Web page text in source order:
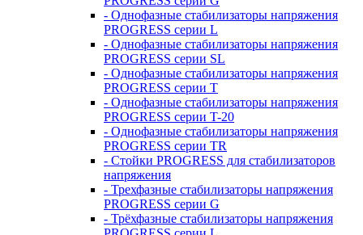
- Однофазные стабилизаторы напряжения
PROGRESS серии L
- Однофазные стабилизаторы напряжения
PROGRESS серии SL
- Однофазные стабилизаторы напряжения
PROGRESS серии T
- Однофазные стабилизаторы напряжения
PROGRESS серии T-20
- Однофазные стабилизаторы напряжения
PROGRESS серии TR
- Стойки PROGRESS для стабилизаторов
напряжения
- Трехфазные стабилизаторы напряжения
PROGRESS серии G
- Трёхфазные стабилизаторы напряжения